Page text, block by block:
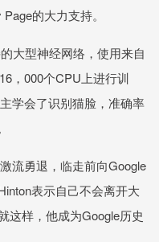
的大力支持。
型神经网络，使用来自
，000个CPU上进行训
学会了识别猫脸，准确率
勇退，临走前向Google
表示自己不会离开大
这样，他成为Google历史